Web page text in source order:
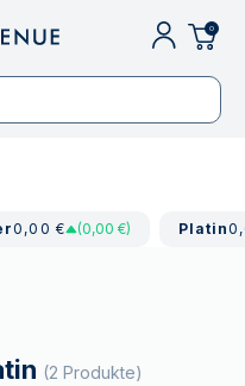
0
0,00 € (0,00 €) Platin
(2 Produkte)